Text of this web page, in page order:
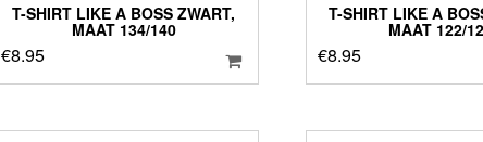
T-SHIRT LIKE A BOSS ZWART,
MAAT 134/140
€8.95
T-SHIRT LIKE A
MAAT 122/
€8.95